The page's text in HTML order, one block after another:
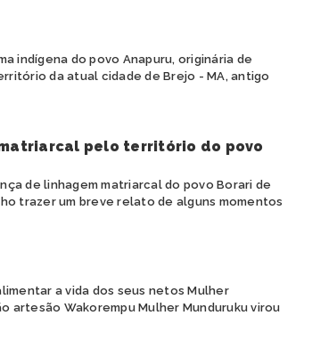
indígena do povo Anapuru, originária de
da atual cidade de Brejo - MA, antigo
pelo território do povo
de linhagem matriarcal do povo Borari de
trazer um breve relato de alguns momentos
a vida dos seus netos Mulher
artesão Wakorempu Mulher Munduruku virou